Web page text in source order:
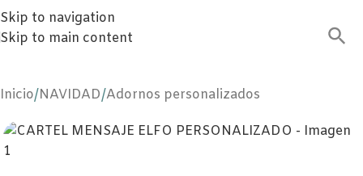
Skip to navigation
Skip to main content
Inicio/NAVIDAD/Adornos personalizados